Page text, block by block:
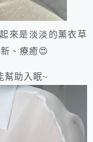
來是淡淡的薰衣草
、療癒😍
幫助入眠~